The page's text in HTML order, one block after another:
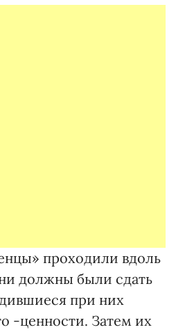
проходили вдоль
должны были сдать
при них
-ценности. Затем их